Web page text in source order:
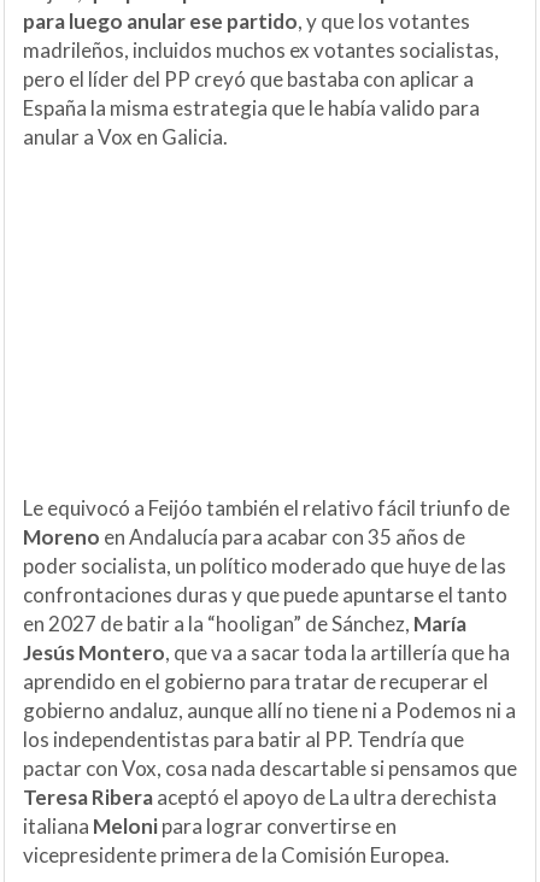
para luego anular ese partido, y que los votantes
madrileños, incluidos muchos ex votantes socialistas,
pero el líder del PP creyó que bastaba con aplicar a
España la misma estrategia que le había valido para
anular a Vox en Galicia.
Le equivocó a Feijóo también el relativo fácil triunfo de
Moreno en Andalucía para acabar con 35 años de
poder socialista, un político moderado que huye de las
confrontaciones duras y que puede apuntarse el tanto
en 2027 de batir a la “hooligan” de Sánchez, María
Jesús Montero, que va a sacar toda la artillería que ha
aprendido en el gobierno para tratar de recuperar el
gobierno andaluz, aunque allí no tiene ni a Podemos ni a
los independentistas para batir al PP. Tendría que
pactar con Vox, cosa nada descartable si pensamos que
Teresa Riberaaceptó el apoyo de La ultra derechista
italiana Melonipara lograr convertirse en
vicepresidente primera de la Comisión Europea.